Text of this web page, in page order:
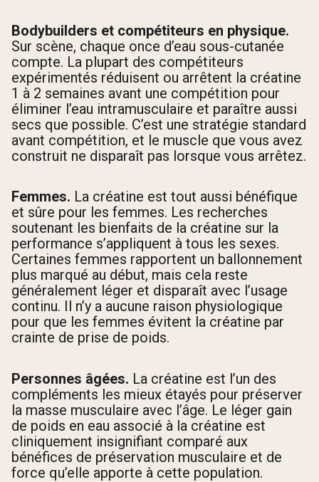
Bodybuilders et compétiteurs en physique.
Sur scène, chaque once d’eau sous-cutanée
compte. La plupart des compétiteurs
expérimentés réduisent ou arrêtent la créatine
1 à 2 semaines avant une compétition pour
éliminer l’eau intramusculaire et paraître aussi
secs que possible. C’est une stratégie standard
avant compétition, et le muscle que vous avez
construit ne disparaît pas lorsque vous arrêtez.
Femmes. La créatine est tout aussi bénéfique
et sûre pour les femmes. Les recherches
soutenant les bienfaits de la créatine sur la
performance s’appliquent à tous les sexes.
Certaines femmes rapportent un ballonnement
plus marqué au début, mais cela reste
généralement léger et disparaît avec l’usage
continu. Il n’y a aucune raison physiologique
pour que les femmes évitent la créatine par
crainte de prise de poids.
Personnes âgées. La créatine est l’un des
compléments les mieux étayés pour préserver
la masse musculaire avec l’âge. Le léger gain
de poids en eau associé à la créatine est
cliniquement insignifiant comparé aux
bénéfices de préservation musculaire et de
force qu’elle apporte à cette population.